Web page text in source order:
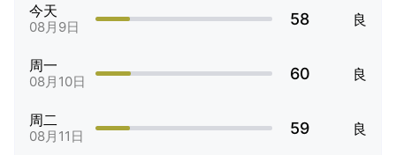
今天
08月9日 58 良
周一
08月10日 60 良
周二
08月11日 59 良